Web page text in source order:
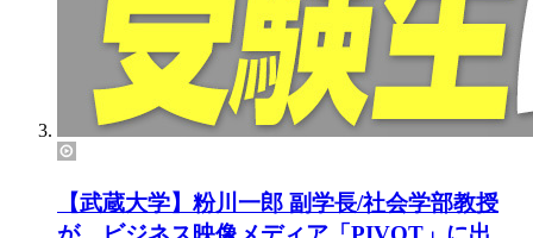
【武蔵大学】粉川一郎 副学長/社会学部教授